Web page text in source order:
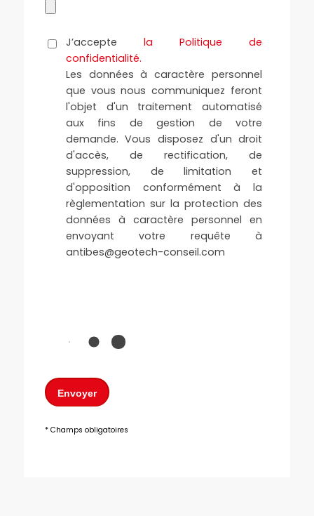
J’accepte la Politique de
confidentialité.
Les données à caractère personnel
que vous nous communiquez feront
l'objet d'un traitement automatisé
aux fins de gestion de votre
demande. Vous disposez d'un droit
d'accès, de rectification, de
suppression, de limitation et
d'opposition conformément à la
règlementation sur la protection des
données à caractère personnel en
envoyant votre requête à
antibes@geotech-conseil.com
Envoyer
* Champs obligatoires